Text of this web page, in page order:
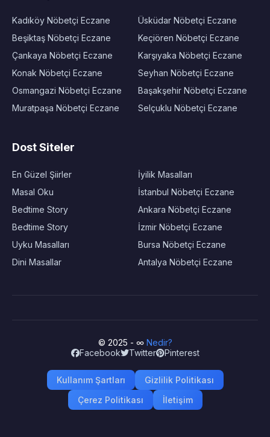
Kadıköy Nöbetçi Eczane
Beşiktaş Nöbetçi Eczane
Çankaya Nöbetçi Eczane
Konak Nöbetçi Eczane
Osmangazi Nöbetçi Eczane
Muratpaşa Nöbetçi Eczane
Üsküdar Nöbetçi Eczane
Keçiören Nöbetçi Eczane
Karşıyaka Nöbetçi Eczane
Seyhan Nöbetçi Eczane
Başakşehir Nöbetçi Eczane
Selçuklu Nöbetçi Eczane
Dost Siteler
En Güzel Şiirler
Masal Oku
Bedtime Story
Bedtime Story
Uyku Masalları
Dini Masallar
İyilik Masalları
İstanbul Nöbetçi Eczane
Ankara Nöbetçi Eczane
İzmir Nöbetçi Eczane
Bursa Nöbetçi Eczane
Antalya Nöbetçi Eczane
© 2025 - ∞ Nedir?
Facebook
Twitter Pinterest
Kullanım Şartları
Gizlilik Politikası
Çerez Politikası
İletişim